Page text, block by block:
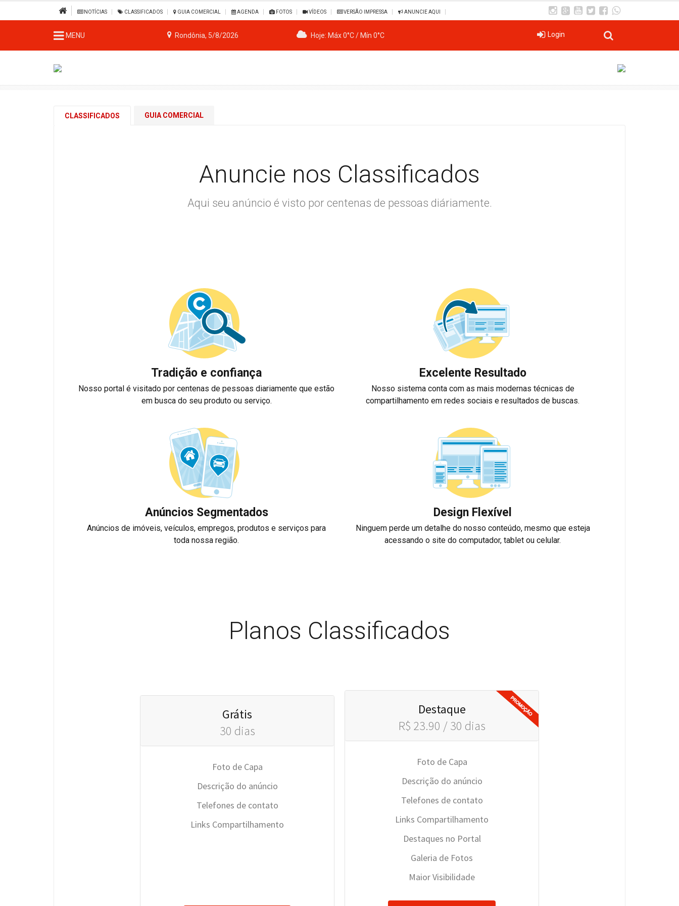
NOTÍCIAS CLASSIFICADOS GUIA COMERCIAL AGENDA FOTOS VÍDEOS VERSÃO IMPRESSA ANUNCIE AQUI
MENU Rondônia, 5/8/2026 Hoje: Máx 0°C / Mín 0°C Login
CLASSIFICADOS GUIA COMERCIAL
Anuncie nos Classificados
Aqui seu anúncio é visto por centenas de pessoas diáriamente.
Tradição e confiança
Nosso portal é visitado por centenas de pessoas diariamente que estão
em busca do seu produto ou serviço.
Excelente Resultado
Nosso sistema conta com as mais modernas técnicas de
compartilhamento em redes sociais e resultados de buscas.
Anúncios Segmentados
Anúncios de imóveis, veículos, empregos, produtos e serviços para
toda nossa região.
Design Flexível
Ninguem perde um detalhe do nosso conteúdo, mesmo que esteja
acessando o site do computador, tablet ou celular.
Planos Classificados
Grátis
30 dias
Foto de Capa
Descrição do anúncio
Telefones de contato
Links Compartilhamento
Destaque
R$ 23.90 / 30 dias
Foto de Capa
Descrição do anúncio
Telefones de contato
Links Compartilhamento
Destaques no Portal
Galeria de Fotos
Maior Visibilidade